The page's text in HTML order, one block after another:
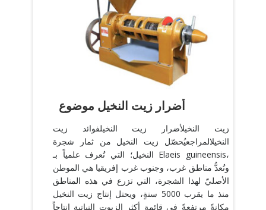
أضرار زيت النخيل موضوع
زيت النخيلأضرار زيت النخيلفوائد زيت
النخيلالمراجعيُحصّل زيت النخيل من ثمار شجرة
النخيل؛ التي تُعرف علمياً بـ Elaeis guineensis،
وتُعدُّ مناطق غرب، وجنوب غرب إفريقيا هي الموطن
الأصليّ لهذا الشجرة، التي تزرع في هذه المناطق
منذ ما يقرب 5000 سنةٍ، ويحتل إنتاج زيت النخيل
مكانةً مرتفعةً في قائمة أكثر الزيوت النباتية إنتاجاً